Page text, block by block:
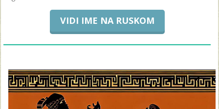
VIDI IME NA RUSKOM